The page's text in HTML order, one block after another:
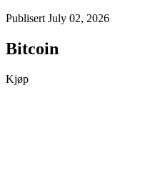
Publisert July 02, 2026
Bitcoin
Kjøp